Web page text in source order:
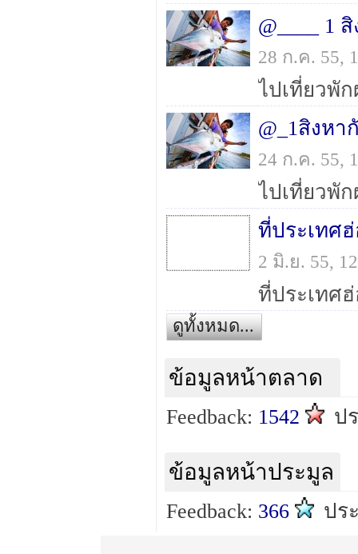
@____ 1
28 ก.ค. 55,
24 ก.ค. 55,
ที่ประเทศ
2 มิ.ย. 55,
ดูทั้งหมด...
ข้อมูลหน้าตลาด
Feedback: 1542 ป
ข้อมูลหน้าประมูล
Feedback: 366 ปร